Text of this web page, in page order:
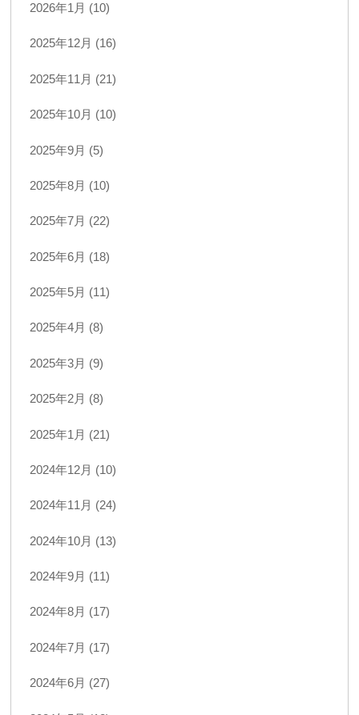
2026年1月 (10)
2025年12月 (16)
2025年11月 (21)
2025年10月 (10)
2025年9月 (5)
2025年8月 (10)
2025年7月 (22)
2025年6月 (18)
2025年5月 (11)
2025年4月 (8)
2025年3月 (9)
2025年2月 (8)
2025年1月 (21)
2024年12月 (10)
2024年11月 (24)
2024年10月 (13)
2024年9月 (11)
2024年8月 (17)
2024年7月 (17)
2024年6月 (27)